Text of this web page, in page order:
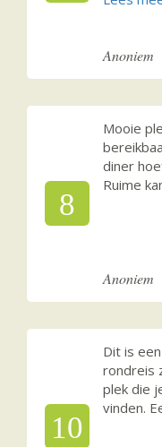
Anoniem
8
Mooie
diner
Ruime
Anoniem
10
Dit is
rondreis
plek die
vinden.